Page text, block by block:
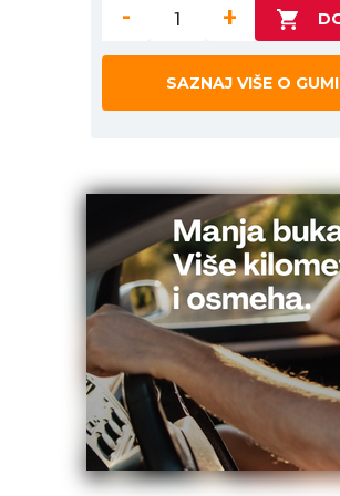
- +
SAZNAJ VIŠE O GUMI